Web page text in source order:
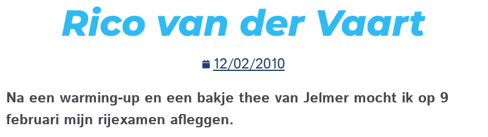
Rico van der Vaart
12/02/2010
Na een warming-up en een bakje thee van Jelmer mocht ik op 9
februari mijn rijexamen afleggen.